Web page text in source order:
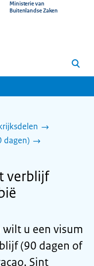
Ministerie van
Buitenlandse Zaken
Zoeken
dagen)
verblijf
u een visum
(90 dagen of
Sint